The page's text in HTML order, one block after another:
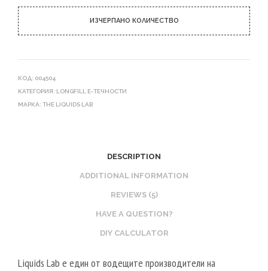
ИЗЧЕРПАНО КОЛИЧЕСТВО
КОД: 004504
КАТЕГОРИЯ: LONGFILL E-ТЕЧНОСТИ
МАРКА: THE LIQUIDS LAB
DESCRIPTION
ADDITIONAL INFORMATION
REVIEWS (5)
HAVE A QUESTION?
DIY CALCULATOR
Liquids Lab е един от водещите производители на